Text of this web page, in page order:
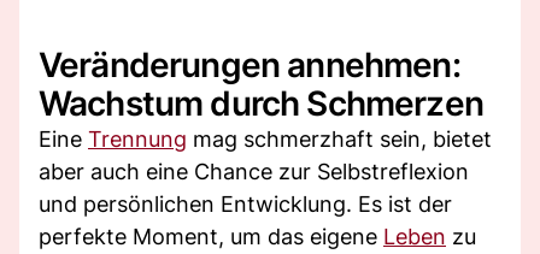
Veränderungen annehmen:
Wachstum durch Schmerzen
Eine Trennung mag schmerzhaft sein, bietet
aber auch eine Chance zur Selbstreflexion
und persönlichen Entwicklung. Es ist der
perfekte Moment, um das eigene Leben zu